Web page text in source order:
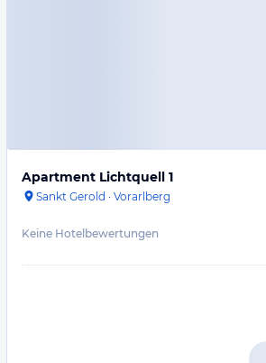
Apartment Lichtquell 1
Sankt Gerold · Vorarlberg
Keine Hotelbewertungen